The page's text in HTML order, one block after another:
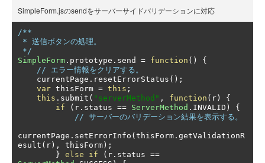
SimpleForm.jsのsendをサーバーサイドバリデーションに対応
/**
*/
SimpleForm . prototype . send = function ()
{
// エラー情報をクリアする。
    currentPage
. resetErrorStatus ();
var thisForm = this ;
this . submit ( "serverMethod" , function ( r )
{
if
( r . status == ServerMethod . INVALID )
{
// サーバーのバリデーション結果を表示する。
currentPage . setErrorInfo ( thisForm . getValidationR
esult ( r ), thisForm );
} else if ( r . status ==